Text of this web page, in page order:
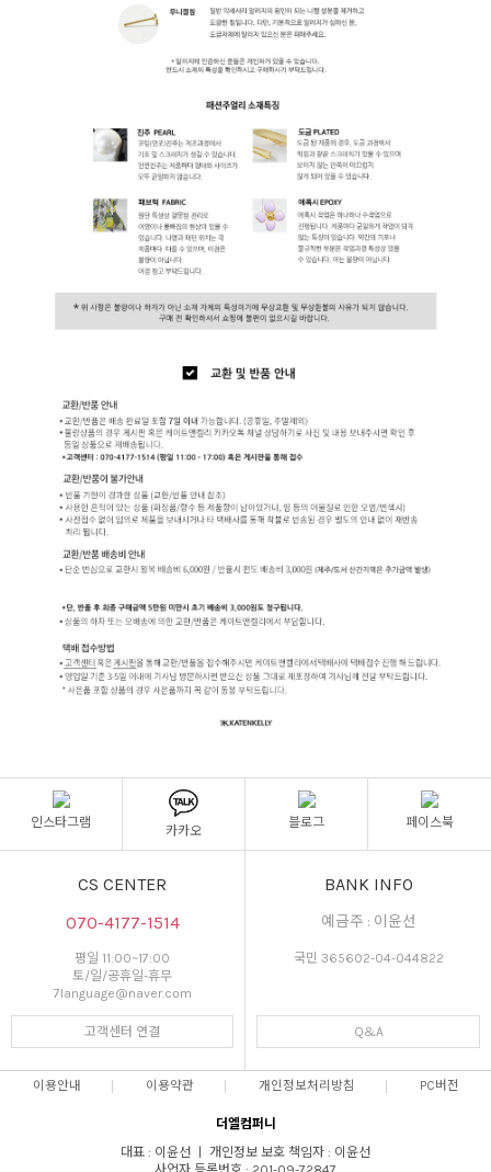
인스타그램
카카오
블로그 페이스북
CS CENTER
070-4177-1514
평일 11:00~17:00
토/일/공휴일-휴무
7language@naver.com
고객센터 연결
BANK INFO
예금주 : 이윤선
국민 365602-04-044822
Q&A
이용안내 이용약관 개인정보처리방침 PC버전
더엘컴퍼니
대표 : 이윤선 ㅣ 개인정보 보호 책임자 : 이윤선